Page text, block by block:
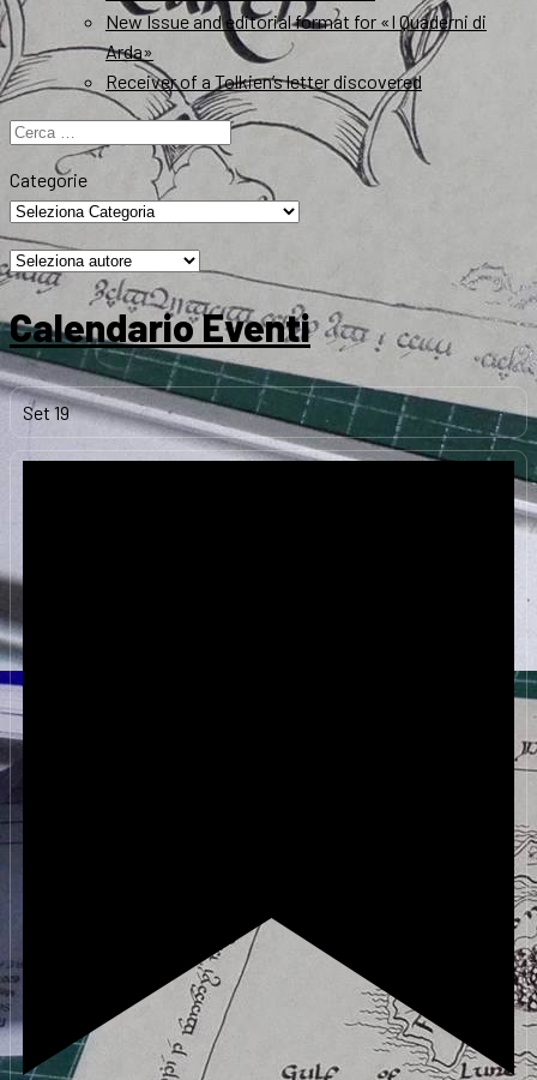
New Issue and editorial format for «I Quaderni di
Arda»
Receiver of a Tolkien’s letter discovered
Ricerca
Categorie
Calendario Eventi
Set19